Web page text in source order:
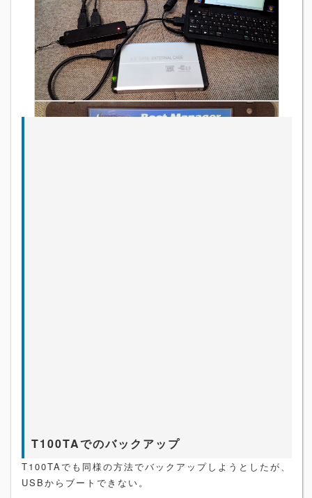
T100TAでのバックアップ
T100TAでも同様の方法でバックアップしようとしたが、
USBからブートできない。